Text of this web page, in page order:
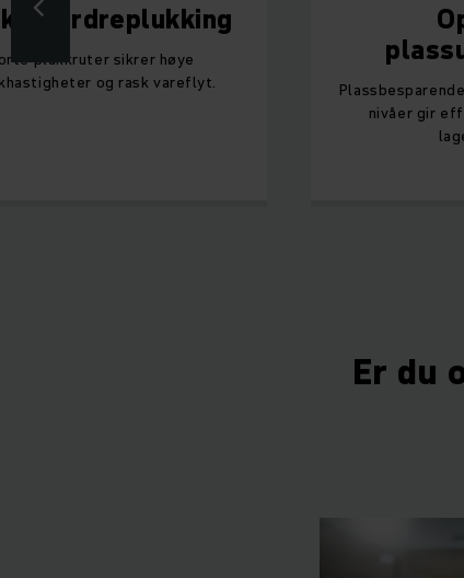
ordreplukking
plukkruter sikrer høye
og rask vareflyt.
nivåer gir
Er du